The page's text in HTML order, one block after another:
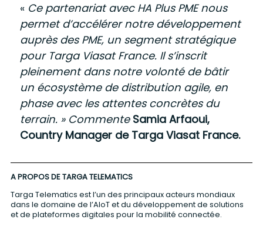
« Ce partenariat avec HA Plus PME nous
permet d’accélérer notre développement
auprès des PME, un segment stratégique
pour Targa Viasat France. Il s’inscrit
pleinement dans notre volonté de bâtir
un écosystème de distribution agile, en
phase avec les attentes concrètes du
terrain. » Commente Samia Arfaoui,
Country Manager de Targa Viasat France.
A PROPOS DE TARGA TELEMATICS
Targa Telematics est l’un des principaux acteurs mondiaux
dans le domaine de l’AIoT et du développement de solutions
et de plateformes digitales pour la mobilité connectée.